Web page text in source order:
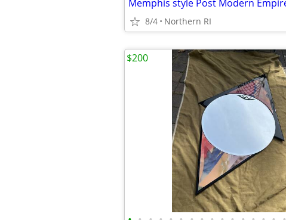
8/4 Northern RI
$200